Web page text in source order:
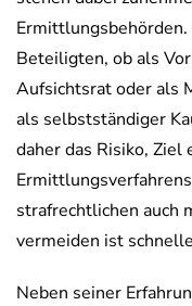
Beteiligten, ob als
Aufsichtsrat oder als
als selbstständiger
daher das Risiko,
strafrechtlichen auch
vermeiden ist
Neben seiner